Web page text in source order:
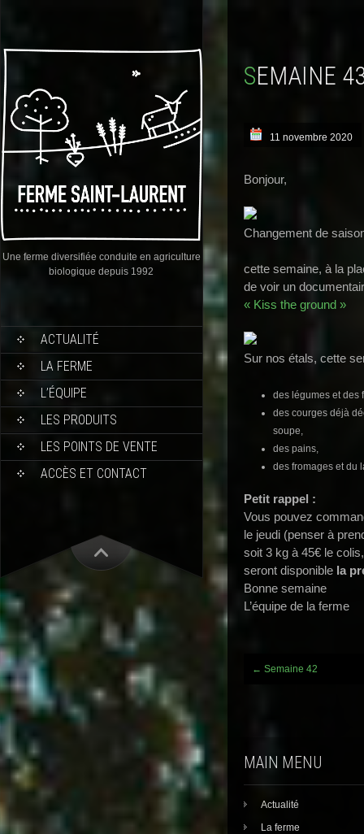
Une ferme diversifiée conduite en agriculture
biologique depuis 1992
ACTUALITÉ
LA FERME
L’ÉQUIPE
LES PRODUITS
LES POINTS DE VENTE
ACCÈS ET CONTACT
SEMAINE
11 novembre 2020
Bonjour,
Changement de
cette semaine, à la
de voir un
« Kiss the ground »
Sur nos étals, cette
des légumes et des
des courges déjà
soupe,
des pains,
des fromages et du
Petit rappel :
Vous pouvez
le jeudi (penser à
soit 3 kg à 45€ le
seront disponible la
Bonne semaine
L’équipe de la ferme
Post
← Semaine 42
MAIN MENU
Actualité
La ferme